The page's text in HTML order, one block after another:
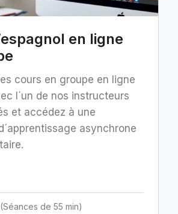
en ligne
cours en groupe en ligne
l´un de nos instructeurs
et accédez à une
asynchrone
de 55 min)